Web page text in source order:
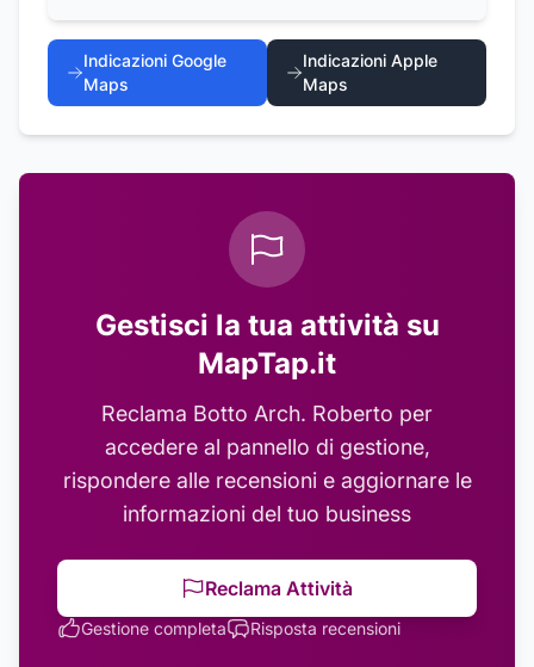
Indicazioni Google
Maps
Indicazioni Apple
Maps
Gestisci la tua attività su
MapTap.it
Reclama Botto Arch. Roberto per
accedere al pannello di gestione,
rispondere alle recensioni e aggiornare le
informazioni del tuo business
Reclama Attività
Gestione completa Risposta recensioni